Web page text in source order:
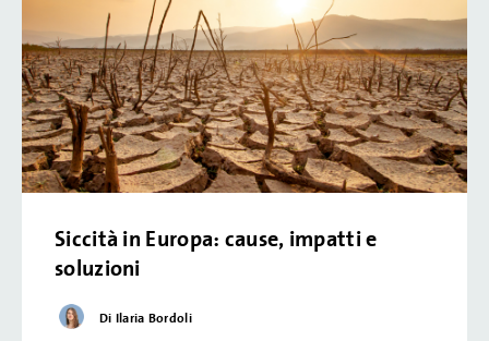
Siccità in Europa: cause, impatti e
soluzioni
Di Ilaria Bordoli